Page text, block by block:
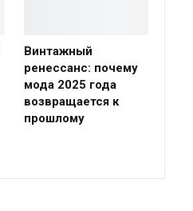
Винтажный
ренессанс: почему
мода 2025 года
возвращается к
прошлому